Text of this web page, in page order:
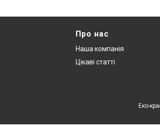
Про нас
Наша компанія
Цікаві статті